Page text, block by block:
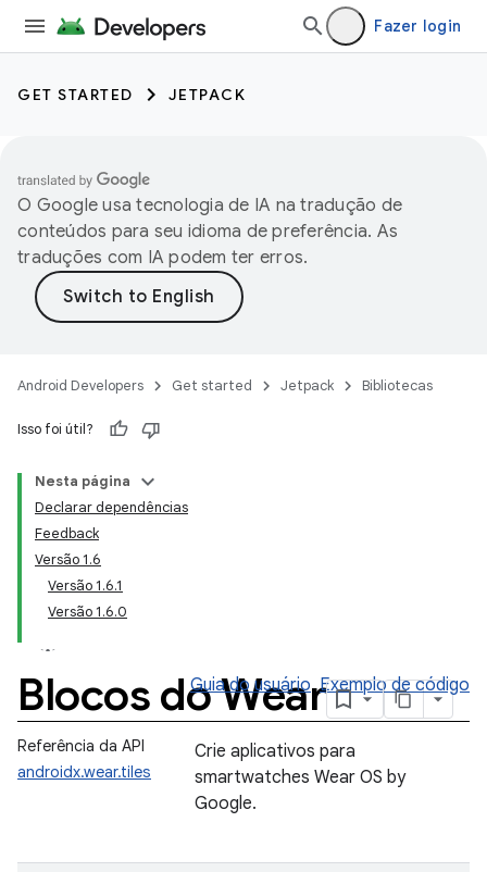
Fazer login
GET STARTED JETPACK
O Google usa tecnologia de IA na tradução de
conteúdos para seu idioma de preferência. As
traduções com IA podem ter erros.
Android Developers Get started Jetpack Bibliotecas
Isso foi útil?
Nesta página
Declarar dependências
Feedback
Versão 1.6
Versão 1.6.1
Versão 1.6.0
Blocos do Wear
Guia do usuário Exemplo de código
Referência da API
androidx.wear.tiles
Crie aplicativos para
smartwatches Wear OS by
Google.